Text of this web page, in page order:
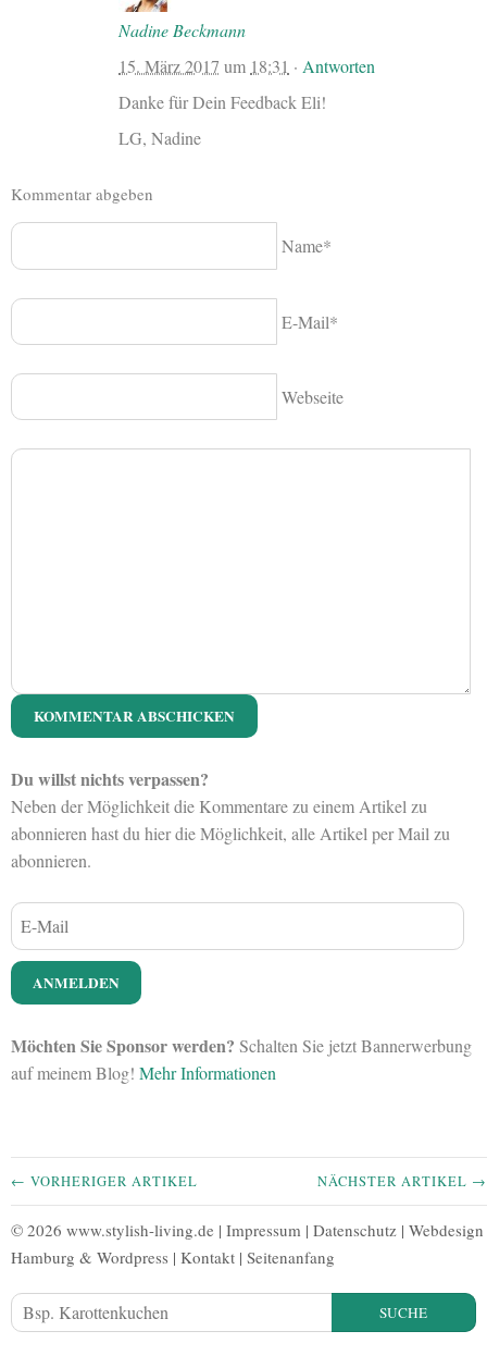
Nadine Beckmann
15. März 2017 um 18:31 · Antworten
Danke für Dein Feedback Eli!
LG, Nadine
Kommentar abgeben
Name*
E-Mail*
Webseite
Du willst nichts verpassen?
Neben der Möglichkeit die Kommentare zu einem Artikel zu
abonnieren hast du hier die Möglichkeit, alle Artikel per Mail zu
abonnieren.
Möchten Sie Sponsor werden? Schalten Sie jetzt Bannerwerbung
auf meinem Blog! Mehr Informationen
← VORHERIGER ARTIKEL NÄCHSTER ARTIKEL →
© 2026 www.stylish-living.de | Impressum | Datenschutz | Webdesign
Hamburg & Wordpress | Kontakt | Seitenanfang
SUCHE